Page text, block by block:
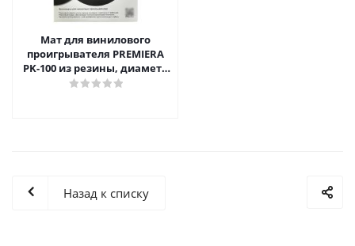
Мат для винилового
проигрывателя PREMIERA
PK-100 из резины, диаметр
300 мм.
Назад к списку